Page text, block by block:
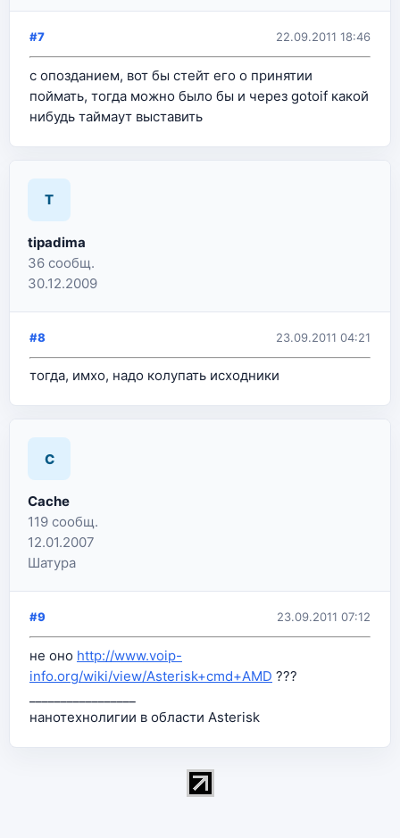
#7 22.09.2011 18:46
с опозданием, вот бы стейт его о принятии
поймать, тогда можно было бы и через gotoif какой
нибудь таймаут выставить
T
tipadima
36 сообщ.
30.12.2009
#8 23.09.2011 04:21
тогда, имхо, надо колупать исходники
C
Cache
119 сообщ.
12.01.2007
Шатура
#9 23.09.2011 07:12
не оно http://www.voip-
info.org/wiki/view/Asterisk+cmd+AMD ???
нанотехнолигии в области Asterisk